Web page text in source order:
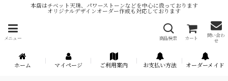
本店はチベット天珠、パワーストーンなどを中心に扱っております
オリジナルデザインオーダー作成も対応しております
メニュー 商品検索 カート
問い合わ
せ
ホーム マイページ ご利用案内 お支払い方法 オーダーメイド